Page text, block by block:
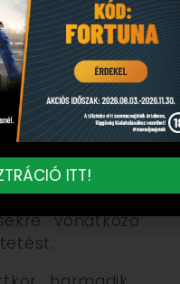
kiemelni:
mérkőzését;
kezdéseket;
kieséses ág
tétet;
vonatkozó
ITT!